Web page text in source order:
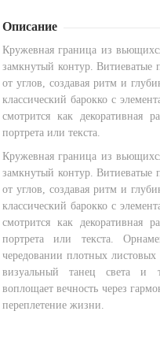
Описание
Кружевная граница из
замкнутый контур. Витиеватые
от углов, создавая ритм и
классический барокко с
смотрится как декоративная
портрета или текста.
Кружевная граница из
замкнутый контур. Витиеватые
от углов, создавая ритм и
классический барокко с
смотрится как декоративная
портрета или текста.
чередовании плотных
визуальный танец света и
воплощает вечность через
переплетение жизни.